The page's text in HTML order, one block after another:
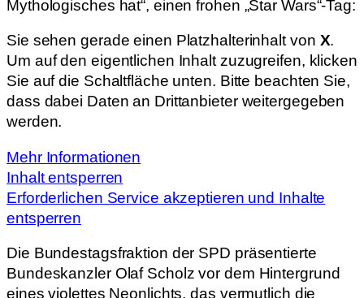
Mythologisches hat“, einen frohen „Star Wars“-Tag:
Sie sehen gerade einen Platzhalterinhalt von X.
Um auf den eigentlichen Inhalt zuzugreifen, klicken
Sie auf die Schaltfläche unten. Bitte beachten Sie,
dass dabei Daten an Drittanbieter weitergegeben
werden.
Mehr Informationen
Inhalt entsperren
Erforderlichen Service akzeptieren und Inhalte
entsperren
Die Bundestagsfraktion der SPD präsentierte
Bundeskanzler Olaf Scholz vor dem Hintergrund
eines violettes Neonlichts, das vermutlich die